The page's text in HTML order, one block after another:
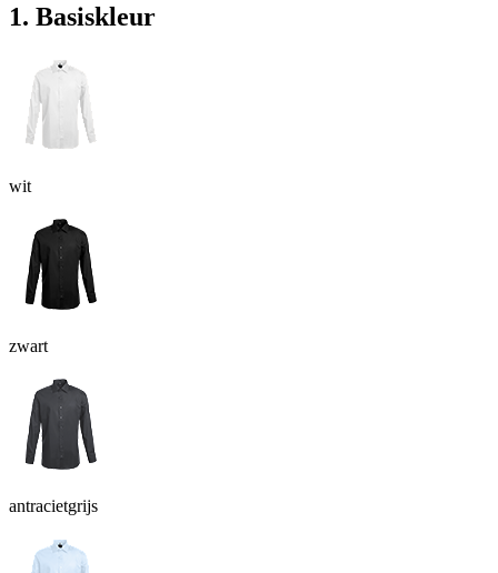
1. Basiskleur
wit
zwart
antracietgrijs